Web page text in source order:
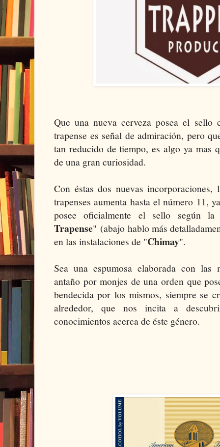
Que una nueva cerveza posea el sello
trapense es señal de admiración, pero
tan reducido de tiempo, es algo ya mas
de una gran curiosidad.
Con éstas dos nuevas
trapenses aumenta hasta el número 11,
posee oficialmente el sello según
Trapense" (abajo hablo más
en las instalaciones de "Chimay".
Sea una espumosa elaborada con las
antaño por monjes de una orden que
bendecida por los mismos, siempre se
alrededor, que nos incita a
conocimientos acerca de éste género.